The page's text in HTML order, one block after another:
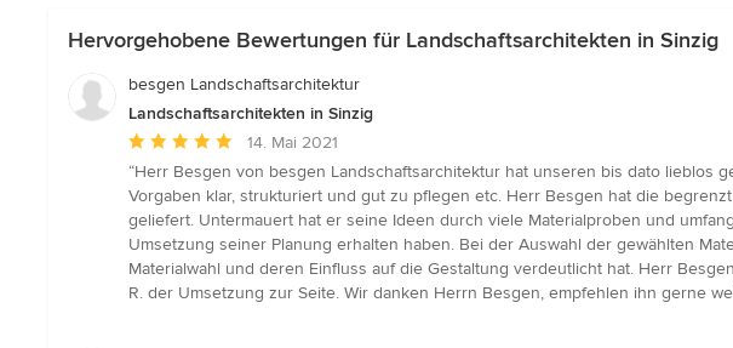
Hervorgehobene Bewertungen für Landschaftsarchitekten in Sinzig
besgen Landschaftsarchitektur
Landschaftsarchitekten in Sinzig
Durchschnittliche
Bewertung:
5
von
5
Sternen
14. Mai 2021
“Herr Besgen von besgen Landschaftsarchitektur hat unseren bis dato lieblos
Vorgaben klar, strukturiert und gut zu pflegen etc. Herr Besgen hat die
geliefert. Untermauert hat er seine Ideen durch viele Materialproben und
Umsetzung seiner Planung erhalten haben. Bei der Auswahl der gewählten
Materialwahl und deren Einfluss auf die Gestaltung verdeutlicht hat. Herr
R. der Umsetzung zur Seite. Wir danken Herrn Besgen, empfehlen ihn gerne